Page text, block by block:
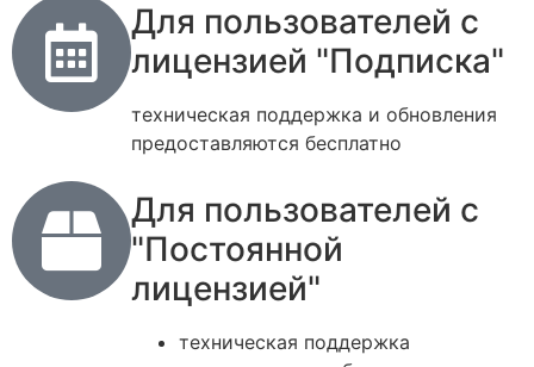
Для пользователей с
лицензией "Подписка"
техническая поддержка и обновления
предоставляются бесплатно
Для пользователей с
"Постоянной
лицензией"
техническая поддержка